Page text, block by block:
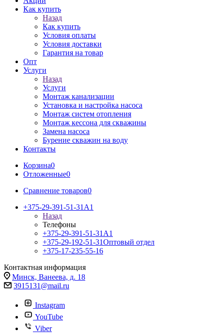
Как купить
Назад
Как купить
Условия оплаты
Условия доставки
Гарантия на товар
Опт
Услуги
Назад
Услуги
Монтаж канализации
Установка и настройка насоса
Монтаж систем отопления
Монтаж кессона для скважины
Замена насоса
Бурение скважин на воду
Контакты
Корзина0
Отложенные0
Сравнение товаров0
+375-29-391-51-31 A1
Назад
Телефоны
+375-29-391-51-31 A1
+375-29-192-51-31Оптовый отдел
+375-17-235-55-16
Контактная информация
Минск, Ванеева, д. 18
3915131@mail.ru
Instagram
YouTube
Viber